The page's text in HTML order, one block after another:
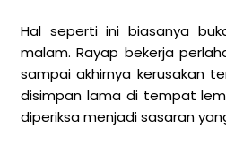
Hal seperti ini biasanya
malam. Rayap bekerja
sampai akhirnya kerusakan
disimpan lama di tempat
diperiksa menjadi sasaran